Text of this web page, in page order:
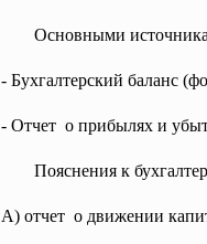
Основными
- Бухгалтерский баланс
- Отчет о прибылях и
Пояснения к
А) отчет о движении